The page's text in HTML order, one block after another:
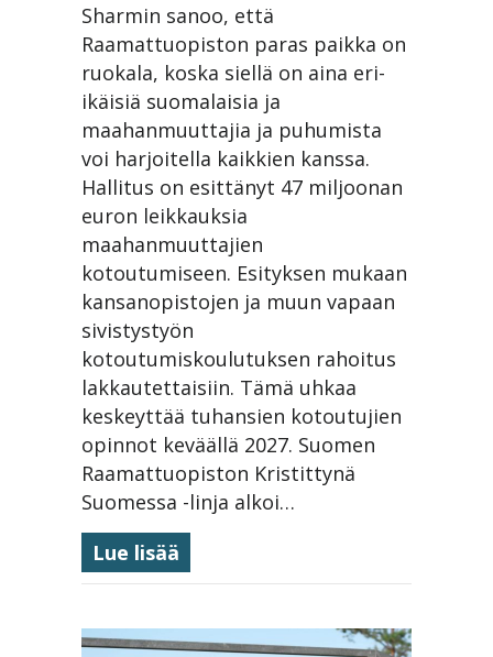
linja
­
leikkauksista
huolimatta
Sharmin sanoo, että
Raamattuopiston paras paikka on
ruokala, koska siellä on aina eri-
ikäisiä suomalaisia ja
maahanmuuttajia ja puhumista
voi harjoitella kaikkien kanssa.
Hallitus on esittänyt 47 miljoonan
euron leikkauksia
maahanmuuttajien
kotoutumiseen. Esityksen mukaan
kansanopistojen ja muun vapaan
sivistystyön
kotoutumiskoulutuksen rahoitus
lakkautettaisiin. Tämä uhkaa
keskeyttää tuhansien kotoutujien
opinnot keväällä 2027. Suomen
Raamattuopiston Kristittynä
Suomessa -linja alkoi…
Lue lisää